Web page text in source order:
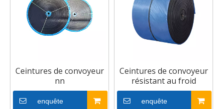
Ceintures de convoyeur
nn
enquête
Ceintures de convoyeur
résistant au froid
enquête